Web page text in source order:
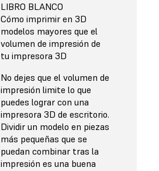
LIBRO BLANCO
Cómo imprimir en 3D
modelos mayores que el
volumen de impresión de
tu impresora 3D
No dejes que el volumen de
impresión limite lo que
puedes lograr con una
impresora 3D de escritorio.
Dividir un modelo en piezas
más pequeñas que se
puedan combinar tras la
impresión es una buena